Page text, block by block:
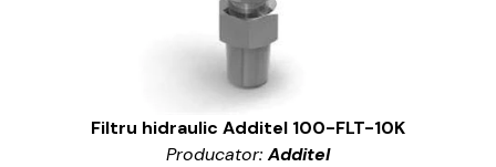
Filtru hidraulic Additel 100-FLT-10K
Producator:Additel